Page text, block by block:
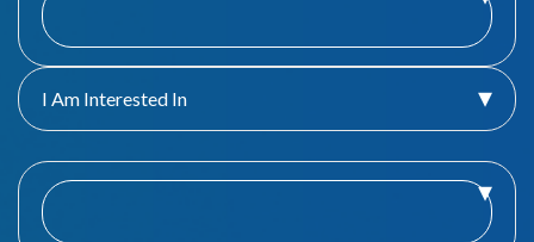
I Am Interested In